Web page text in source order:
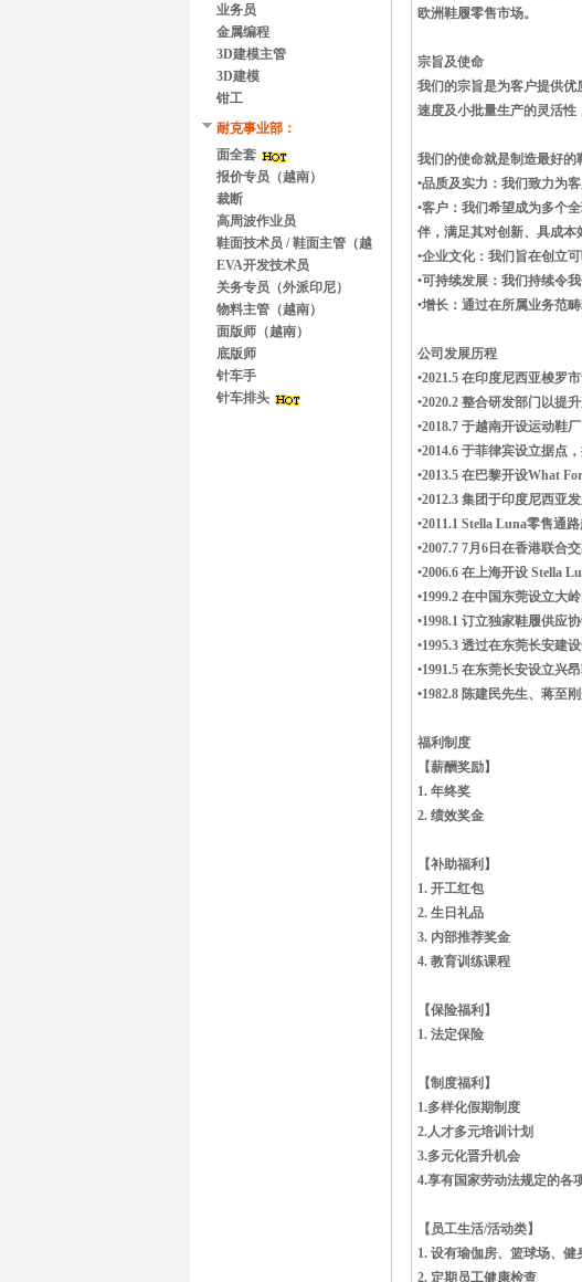
欧洲鞋履零售市场。
宗旨及使命
我们的宗旨是为客户提供
速度及小批量生产的灵活性
我们的使命就是制造最好的
•品质及实力：我们致力为
•客户：我们希望成为多个
伴，满足其对创新、具成本
•企业文化：我们旨在创立
•可持续发展：我们持续令
•增长：通过在所属业务范
公司发展历程
•2021.5 在印度尼西亚梭罗
•2020.2 整合研发部门以提
•2018.7 于越南开设运动鞋厂
•2014.6 于菲律宾设立据点
•2013.5 在巴黎开设What
•2012.3 集团于印度尼西亚
•2011.1 Stella Luna零售通
•2007.7 7月6日在香港联合
•2006.6 在上海开设 Stella
•1999.2 在中国东莞设立大
•1998.1 订立独家鞋履供应
•1995.3 透过在东莞长安建
•1991.5 在东莞长安设立兴
•1982.8 陈建民先生、蒋至
福利制度
【薪酬奖励】
1. 年终奖
2. 绩效奖金
【补助福利】
1. 开工红包
2. 生日礼品
3. 内部推荐奖金
4. 教育训练课程
【保险福利】
1. 法定保险
【制度福利】
1.多样化假期制度
2.人才多元培训计划
3.多元化晋升机会
4.享有国家劳动法规定的各
【员工生活/活动类】
1. 设有瑜伽房、篮球场、健
2. 定期员工健康检查
业务员
金属编程
3D建模主管
3D建模
钳工
耐克事业部：
面全套
报价专员（越南）
裁断
高周波作业员
鞋面技术员 / 鞋面主管（越
南）
EVA开发技术员
关务专员（外派印尼）
物料主管（越南）
面版师（越南）
底版师
针车手
针车排头